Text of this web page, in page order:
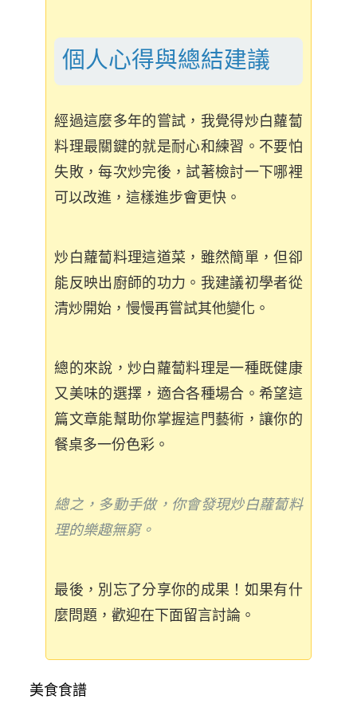
個人心得與總結建議
經過這麼多年的嘗試，我覺得炒白蘿蔔
料理最關鍵的就是耐心和練習。不要怕
失敗，每次炒完後，試著檢討一下哪裡
可以改進，這樣進步會更快。
炒白蘿蔔料理這道菜，雖然簡單，但卻
能反映出廚師的功力。我建議初學者從
清炒開始，慢慢再嘗試其他變化。
總的來說，炒白蘿蔔料理是一種既健康
又美味的選擇，適合各種場合。希望這
篇文章能幫助你掌握這門藝術，讓你的
餐桌多一份色彩。
總之，多動手做，你會發現炒白蘿蔔料
理的樂趣無窮。
最後，別忘了分享你的成果！如果有什
麼問題，歡迎在下面留言討論。
美食食譜